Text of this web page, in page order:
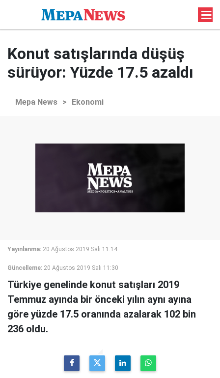
Konut satışlarında düşüş
sürüyor: Yüzde 17.5 azaldı
Mepa News > Ekonomi
Yayınlanma: 20 Ağustos 2019 Salı 11:14
Güncelleme: 20 Ağustos 2019 Salı 11:30
Türkiye genelinde konut satışları 2019
Temmuz ayında bir önceki yılın aynı ayına
göre yüzde 17.5 oranında azalarak 102 bin
236 oldu.